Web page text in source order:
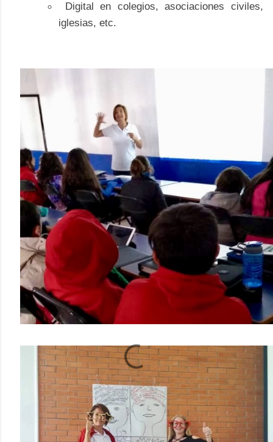
Digital en colegios, asociaciones civiles,
iglesias, etc.